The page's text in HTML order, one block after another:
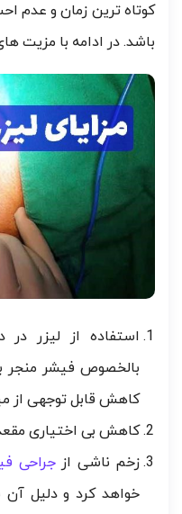
کوتاه ترین زمان و عدم
باشد. در ادامه با مزیت
استفاده از لیزر
بالخصوص فیشر منجر
کاهش قابل توجهی از
کاهش بی اختیاری
زخم ناشی ازجراحی
خواهد کرد و دلیل